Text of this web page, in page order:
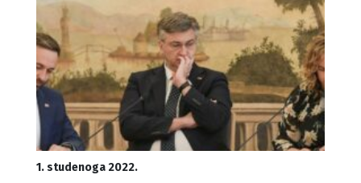
1. studenoga 2022.